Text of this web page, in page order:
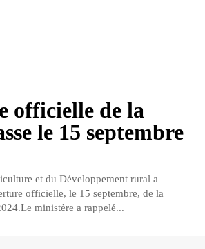
officielle de la
le 15 septembre
et du Développement rural a
officielle, le 15 septembre, de la
ministère a rappelé...